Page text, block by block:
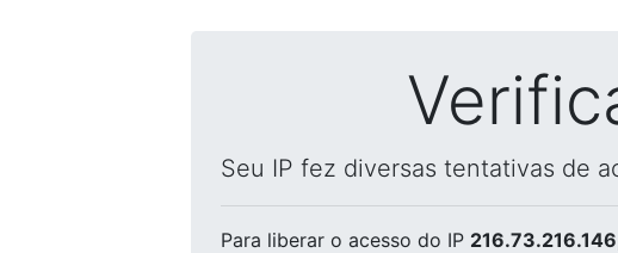
Seu IP fez diversas tentativas de
Para liberar o acesso do IP 216.73.216.146